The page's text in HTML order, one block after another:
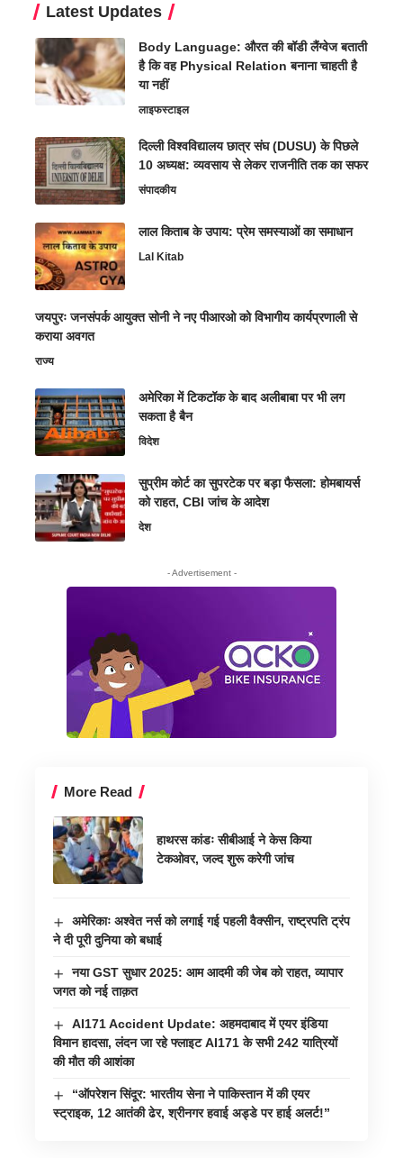
Latest Updates
Body Language: औरत की बॉडी लैंग्वेज बताती
है कि वह Physical Relation बनाना चाहती है
या नहीं
लाइफस्टाइल
दिल्ली विश्वविद्यालय छात्र संघ (DUSU) के पिछले
10 अध्यक्ष: व्यवसाय से लेकर राजनीति तक का सफर
संपादकीय
लाल किताब के उपाय: प्रेम समस्याओं का समाधान
Lal Kitab
जयपुरः जनसंपर्क आयुक्त सोनी ने नए पीआरओ को विभागीय कार्यप्रणाली से
कराया अवगत
राज्य
अमेरिका में टिकटॉक के बाद अलीबाबा पर भी लग
सकता है बैन
विदेश
सुप्रीम कोर्ट का सुपरटेक पर बड़ा फैसला: होमबायर्स
को राहत, CBI जांच के आदेश
देश
- Advertisement -
More Read
हाथरस कांडः सीबीआई ने केस किया
टेकओवर, जल्द शुरू करेगी जांच
अमेरिकाः अश्वेत नर्स को लगाई गई पहली वैक्सीन, राष्ट्रपति ट्रंप
ने दी पूरी दुनिया को बधाई
नया GST सुधार 2025: आम आदमी की जेब को राहत, व्यापार
जगत को नई ताक़त
AI171 Accident Update: अहमदाबाद में एयर इंडिया
विमान हादसा, लंदन जा रहे फ्लाइट AI171 के सभी 242 यात्रियों
की मौत की आशंका
“ऑपरेशन सिंदूर: भारतीय सेना ने पाकिस्तान में की एयर
स्ट्राइक, 12 आतंकी ढेर, श्रीनगर हवाई अड्डे पर हाई अलर्ट!”